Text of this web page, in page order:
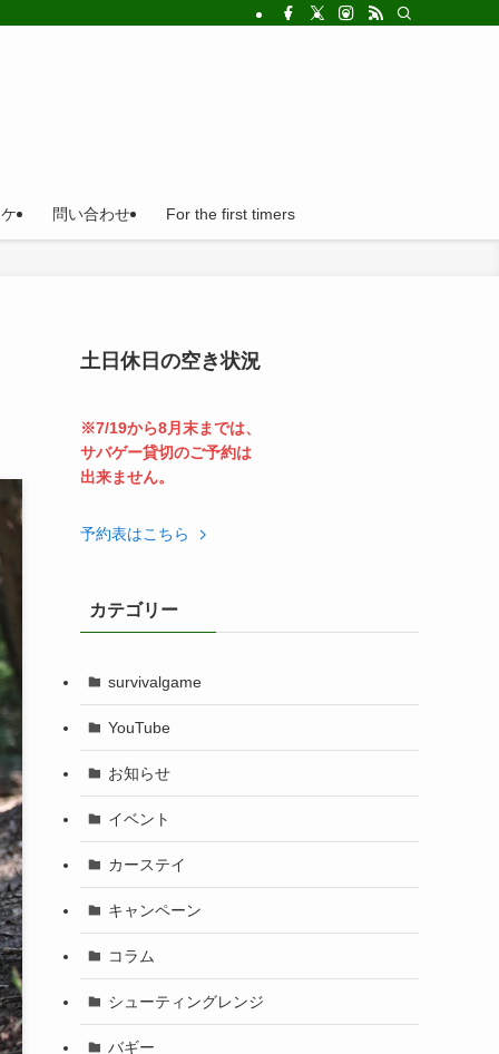
の福利厚生利用にとても便利。
問い合わせ For the first timers
土日休日の空き状況
※7/19から8月末までは、
サバゲー貸切のご予約は
出来ません。
予約表はこちら
カテゴリー
survivalgame
YouTube
お知らせ
イベント
カーステイ
キャンペーン
コラム
シューティングレンジ
バギー